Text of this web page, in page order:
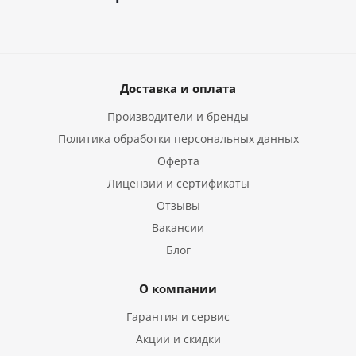
Доставка и оплата
Производители и бренды
Политика обработки персональных данных
Оферта
Лицензии и сертификаты
Отзывы
Вакансии
Блог
О компании
Гарантия и сервис
Акции и скидки